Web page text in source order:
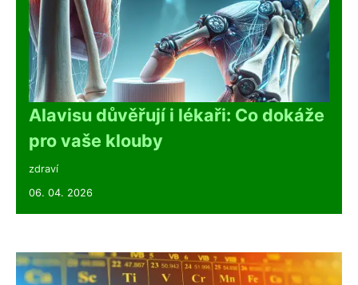
Alavisu důvěřují i lékaři: Co dokáže
pro vaše klouby
zdraví
06. 04. 2026